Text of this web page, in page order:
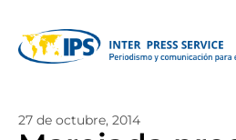
27 de octubre, 2014